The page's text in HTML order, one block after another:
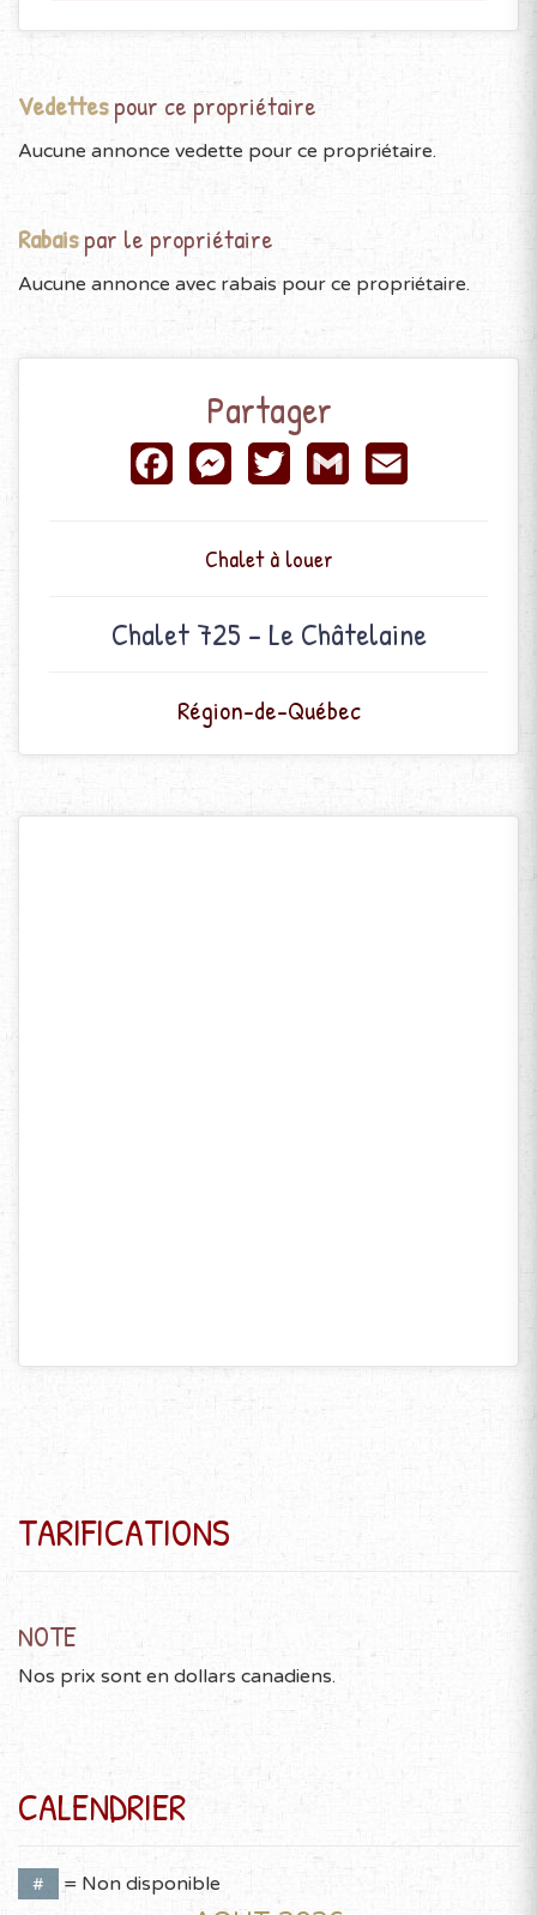
Vedettespour ce propriétaire
Aucune annonce vedette pour ce propriétaire.
Rabaispar le propriétaire
Aucune annonce avec rabais pour ce propriétaire.
Partager
FacebookMessenger
TwitterGmail Email
Chalet à louer
Chalet 725 - Le Châtelaine
Région-de-Québec
TARIFICATIONS
NOTE
Nos prix sont en dollars canadiens.
CALENDRIER
# = Non disponible